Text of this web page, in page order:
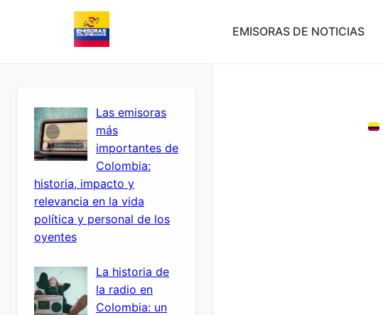
EMISORAS DE NOTICIAS
Las emisoras
más
importantes de
Colombia:
historia, impacto y
relevancia en la vida
política y personal de los
oyentes
La historia de
la radio en
Colombia: un